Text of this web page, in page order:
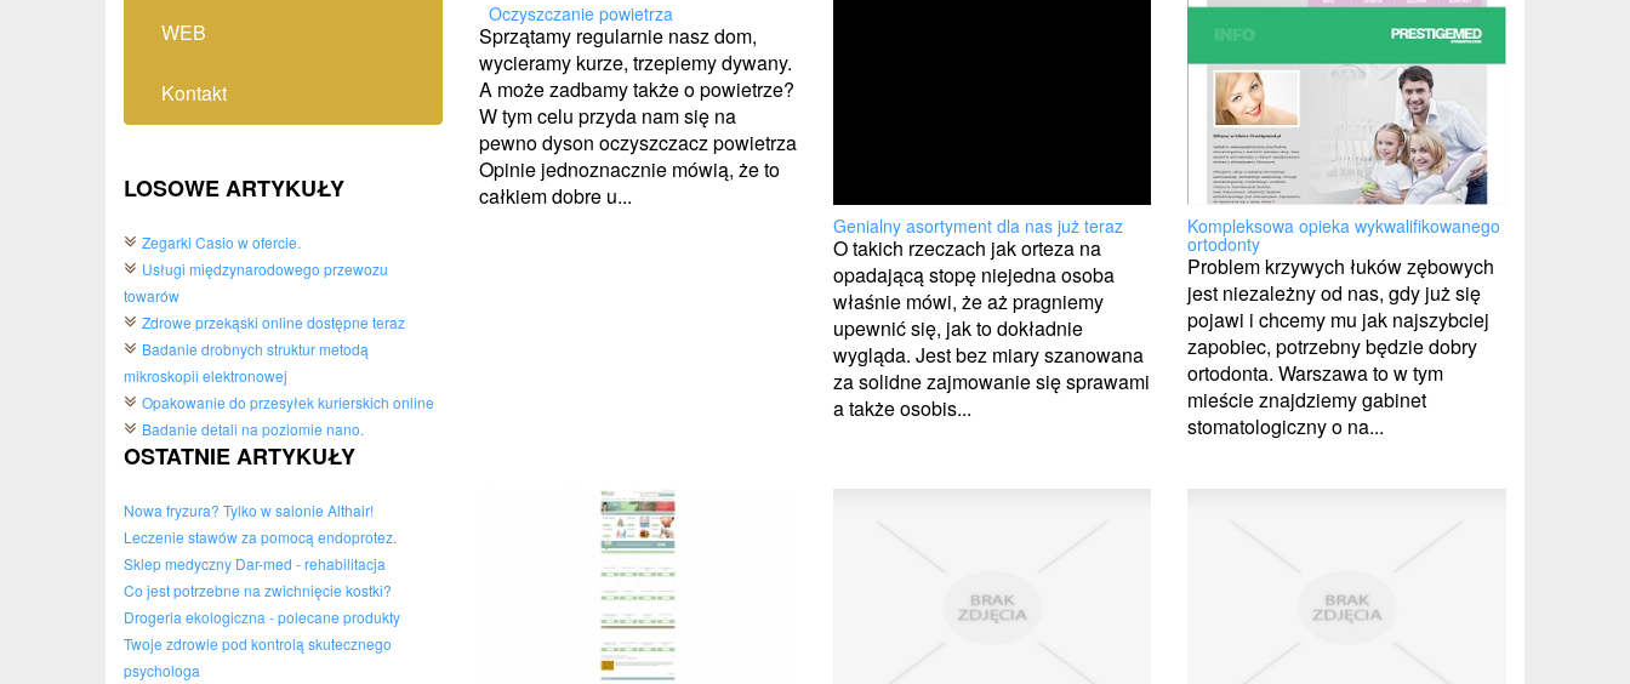
WEB
Kontakt
LOSOWE ARTYKUŁY
Zegarki Casio w ofercie.
Usługi międzynarodowego przewozu
towarów
Zdrowe przekąski online dostępne teraz
Badanie drobnych struktur metodą
mikroskopii elektronowej
Opakowanie do przesyłek kurierskich online
Badanie detali na poziomie nano.
OSTATNIE ARTYKUŁY
Nowa fryzura? Tylko w salonie Althair!
Leczenie stawów za pomocą endoprotez.
Sklep medyczny Dar-med - rehabilitacja
Co jest potrzebne na zwichnięcie kostki?
Drogeria ekologiczna - polecane produkty
Twoje zdrowie pod kontrolą skutecznego
psychologa
Oczyszczanie powietrza
Sprzątamy regularnie nasz dom,
wycieramy kurze, trzepiemy dywany.
A może zadbamy także o powietrze?
W tym celu przyda nam się na
pewno dyson oczyszczacz powietrza
Opinie jednoznacznie mówią, że to
całkiem dobre u...
Genialny asortyment dla nas już teraz
O takich rzeczach jak orteza na
opadającą stopę niejedna osoba
właśnie mówi, że aż pragniemy
upewnić się, jak to dokładnie
wygląda. Jest bez miary szanowana
za solidne zajmowanie się sprawami
a także osobis...
Kompleksowa opieka wykwalifikowanego
ortodonty
Problem krzywych łuków zębowych
jest niezależny od nas, gdy już się
pojawi i chcemy mu jak najszybciej
zapobiec, potrzebny będzie dobry
ortodonta. Warszawa to w tym
mieście znajdziemy gabinet
stomatologiczny o na...